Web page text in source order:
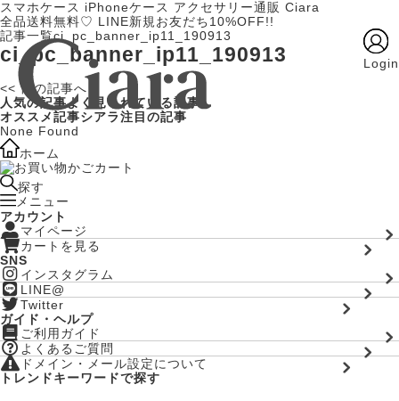
スマホケース iPhoneケース アクセサリー通販 Ciara
全品送料無料♡ LINE新規お友だち10%OFF!!
Login
記事一覧ci_pc_banner_ip11_190913
ci_pc_banner_ip11_190913
<< 前の記事へ
人気の記事よく見られている記事
オススメ記事シアラ注目の記事
None Found
ホーム
カート
探す
メニュー
アカウント
マイページ
カートを見る
SNS
インスタグラム
LINE@
Twitter
ガイド・ヘルプ
ご利用ガイド
よくあるご質問
ドメイン・メール設定について
トレンドキーワードで探す